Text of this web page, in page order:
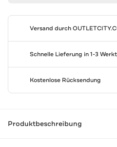
Versand durch
Schnelle Lieferung in 1-3
Kostenlose Rücksendung
Produktbeschreibung